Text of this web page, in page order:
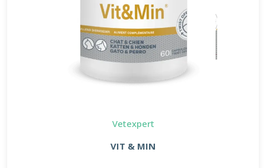
Vetexpert
VIT & MIN